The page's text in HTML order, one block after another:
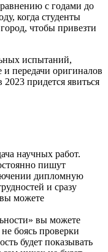
с годами до
когда студенты
чтобы привезти
испытаний,
и передачи оригиналов
придется явиться
научных работ.
пишут
дипломную
и сразу
можете
вы можете
боясь проверки
будет показывать